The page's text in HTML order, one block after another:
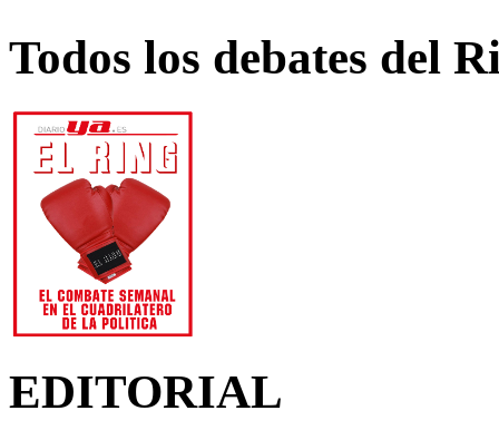
Todos los debates del
EDITORIAL